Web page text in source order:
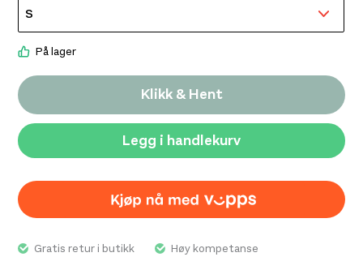
På lager
Klikk & Hent
Legg i handlekurv
Gratis retur i butikk
Høy kompetanse